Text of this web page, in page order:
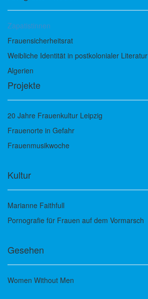
Zapatistinnen
Frauensicherheitsrat
Weibliche Identität in postkolonialer Literatur
Algerien
Projekte
20 Jahre Frauenkultur Leipzig
Frauenorte in Gefahr
Frauenmusikwoche
Kultur
Marianne Faithfull
Pornografie für Frauen auf dem Vormarsch
Gesehen
Women Without Men